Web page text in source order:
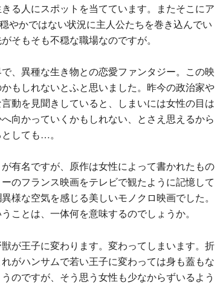
る人にスポットを当てています。またそこにア
やかではない状況に主人公たちを巻き込んでい
そもそも不穏な職場なのですが。
、異種な生き物との恋愛ファンタジー。この映
もしれないとふと思いました。昨今の政治家や
動を見聞きしていると、しまいには女性の目は
向かっていくかもしれない、とさえ思えるから
しても…。
有名ですが、原作は女性によって書かれたもの
のフランス映画をテレビで観たように記憶して
様な空気を感じる美しいモノクロ映画でした。
ことは、一体何を意味するのでしょうか。
が王子に変わります。変わってしまいます。折
がハンサムで若い王子に変わっては身も蓋もな
のですが、そう思う女性も少なからずいるよう